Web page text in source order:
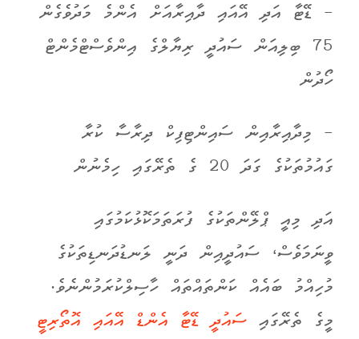
- ޑޭޓާ އަދި އޭއައި ދާއިރާއަށް އެންމެ މަދުވެގެން
75 ބިލިއަން ސައުދީ ރިޔާލްގެ އިންވެސްޓްމެންޓް
ހޯދުން
- މިދާއިރާއިން ސައިންޓިފިކް ދިރާސާ ކުރާ
ގައުމުތަކުގެ ގަދަ 20 ގެ ތެރޭގައި ހިމެނުން
އަދި މިއީ ޕްލޭންތަކުގެ ފުރަތަމަކޮޅުކަމުގައި
ވީނަމަވެސް، ސައުދީއިން ދަނީ ލަނޑުދަނޑިތަކުގެ
މުހިއްމު ބައެއް ކަންތައްތައް ހާސިލްކުރަމުންނެވެ.
މީގެ ތެރޭގައި ސައުދީ ޑޭޓާ އެންޑް އޭއައި އޮތޯރިޓީ